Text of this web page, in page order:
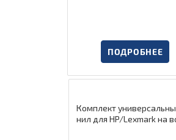
ПОДРОБНЕЕ
Комплект
нил для HP/Lexmark на